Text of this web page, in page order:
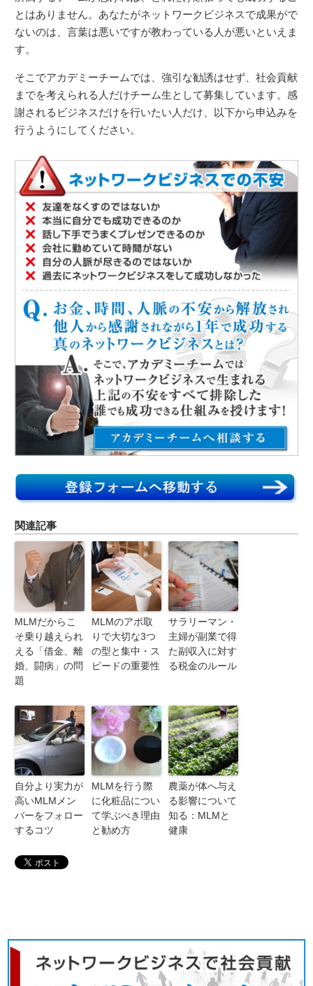
とはありません。あなたがネットワークビジネスで成果がで
ないのは、言葉は悪いですが教わっている人が悪いといえま
す。
そこでアカデミーチームでは、強引な勧誘はせず、社会貢献
までを考えられる人だけチーム生として募集しています。感
謝されるビジネスだけを行いたい人だけ、以下から申込みを
行うようにしてください。
関連記事
MLMだからこ
そ乗り越えられ
える「借金、離
婚、闘病」の問
題
MLMのアポ取
りで大切な3つ
の型と集中・ス
ピードの重要性
サラリーマン・
主婦が副業で得
た副収入に対す
る税金のルール
自分より実力が
高いMLMメン
バーをフォロー
するコツ
MLMを行う際
に化粧品につい
て学ぶべき理由
と勧め方
農薬が体へ与え
る影響について
知る：MLMと
健康